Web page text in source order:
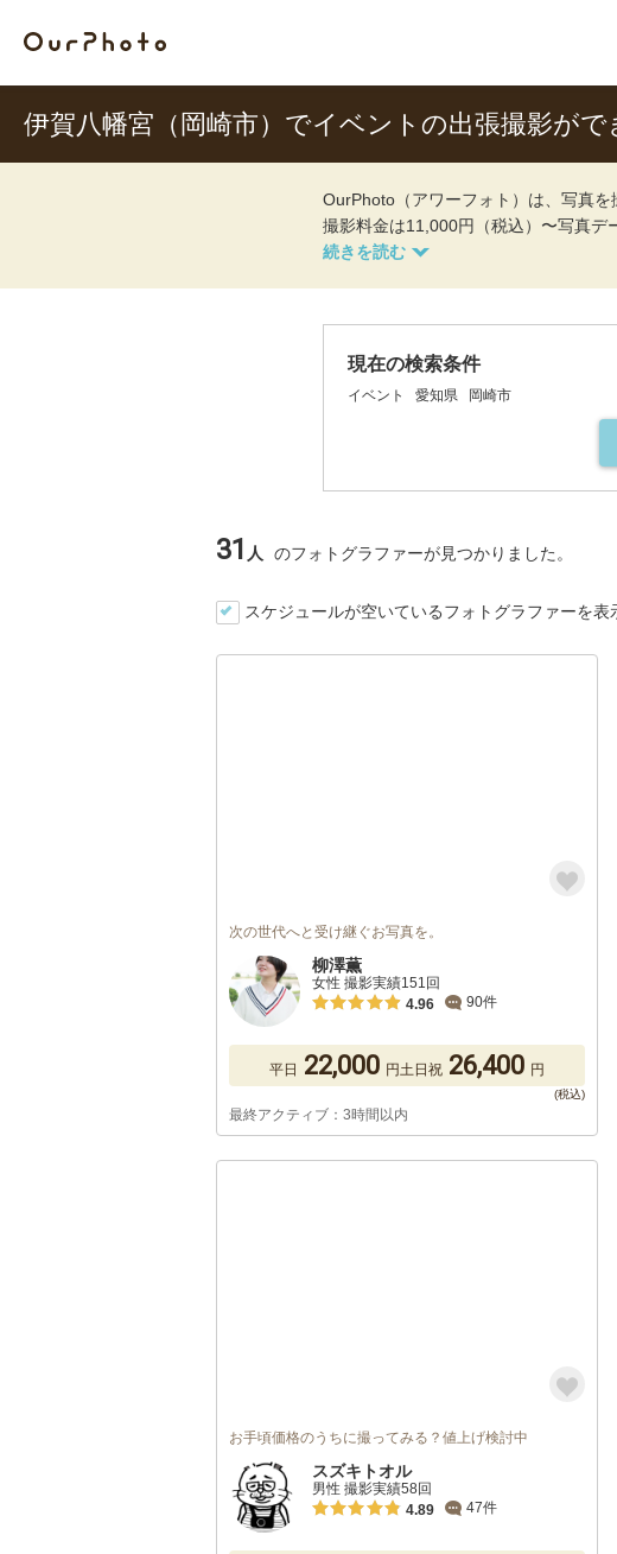
伊賀八幡宮（岡崎市）でイベントの出張撮影が
OurPhoto（アワーフォト）は、写真を
撮影料金は11,000円（税込）〜写真デ
現在の検索条件
イベント 愛知県 岡崎市
31 人 のフォトグラファーが見つかりました。
スケジュールが空いているフォトグラファーを表
次の世代へと受け継ぐお写真を。
柳澤薫
女性 撮影実績151回
4.96
90件
平日 22,000 円土日祝 26,400 円
最終アクティブ：3時間以内
お手頃価格のうちに撮ってみる？値上げ検討中
スズキトオル
男性 撮影実績58回
4.89
47件